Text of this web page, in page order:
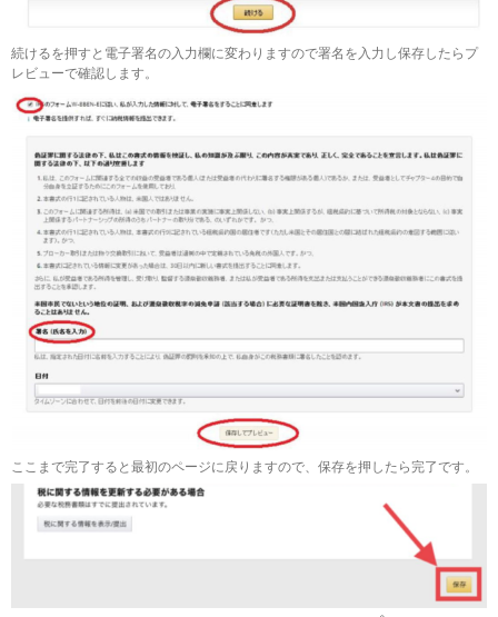
続けるを押すと電子署名の入力欄に変わりますので署名を入力し保存したらプ
レビューで確認します。
ここまで完了すると最初のページに戻りますので、保存を押したら完了です。